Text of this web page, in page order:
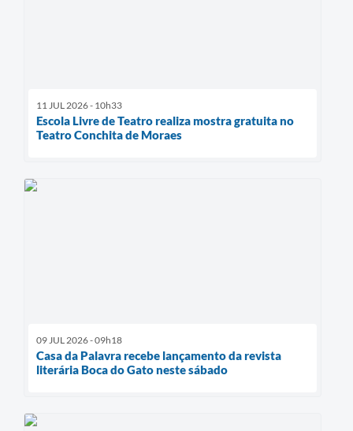
11 JUL 2026 - 10h33
Escola Livre de Teatro realiza mostra gratuita no
Teatro Conchita de Moraes
09 JUL 2026 - 09h18
Casa da Palavra recebe lançamento da revista
literária Boca do Gato neste sábado